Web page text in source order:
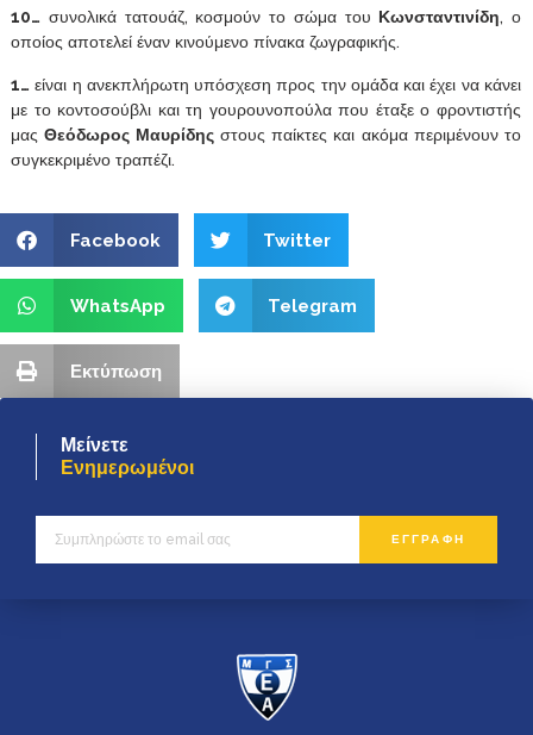
10… συνολικά τατουάζ, κοσμούν το σώμα του Κωνσταντινίδη, ο
οποίος αποτελεί έναν κινούμενο πίνακα ζωγραφικής.
1… είναι η ανεκπλήρωτη υπόσχεση προς την ομάδα και έχει να κάνει
με το κοντοσούβλι και τη γουρουνοπούλα που έταξε ο φροντιστής
μαςΘεόδωρος Μαυρίδηςστους παίκτες και ακόμα περιμένουν το
συγκεκριμένο τραπέζι.
Facebook Twitter
WhatsApp Telegram
Εκτύπωση
Μείνετε
Ενημερωμένοι
ΕΓΓΡΑΦΗ